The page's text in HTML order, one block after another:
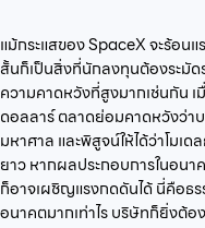
แม้กระแสของ SpaceX จะร้อน
สั้นก็เป็นสิ่งที่นักลงทุนต้องระมั
ความคาดหวังที่สูงมากเช่นกัน
ดอลลาร์ ตลาดย่อมคาดหวังว่า
มหาศาล และพิสูจน์ให้ได้ว่าโมเ
ยาว หากผลประกอบการในอนา
ก็อาจเผชิญแรงกดดันได้ นี่คือธ
อนาคตมากเท่าไร บริษัทก็ยิ่งต้